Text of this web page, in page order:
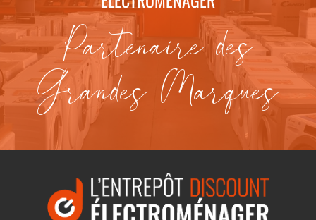
Partenaire des
Grandes Marques